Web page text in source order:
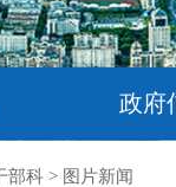
政府
部科 > 图片新闻